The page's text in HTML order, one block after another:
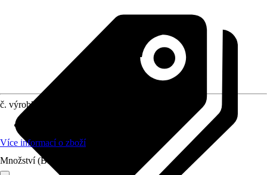
č. výrobku
Více informací o zboží
Množství (Balení)